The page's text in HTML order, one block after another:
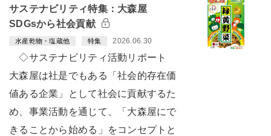
サステナビリティ特集：大森屋
SDGsから社会貢献
水産乾物・塩蔵他 特集 2026.06.30
◇サステナビリティ活動リポート
大森屋は社是でもある「社会的存在価
値ある企業」として社会に貢献するた
め、事業活動を通じて、「大森屋にで
きることから始める」をコンセプトと